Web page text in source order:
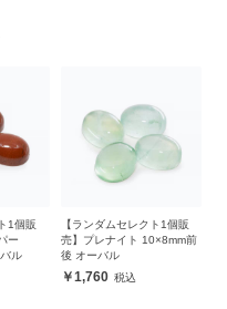
1個販
ー
ル
【ランダムセレクト1個販
売】プレナイト 10×8mm前
後 オーバル
1,760